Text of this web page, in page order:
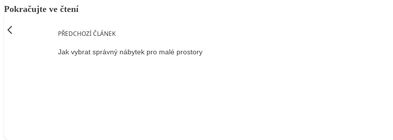
Pokračujte ve čtení
PŘEDCHOZÍ ČLÁNEK
Jak vybrat správný nábytek pro malé prostory